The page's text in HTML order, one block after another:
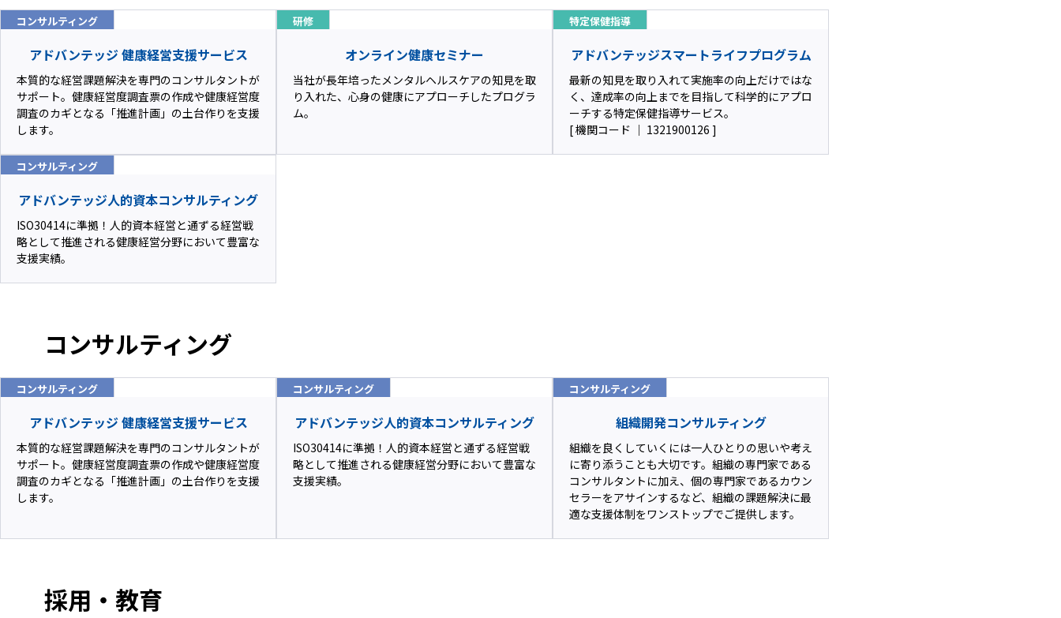
コンサルティング
アドバンテッジ 健康経営支援サービス
本質的な経営課題解決を専門のコンサルタントが
サポート。健康経営度調査票の作成や健康経営度
調査のカギとなる「推進計画」の土台作りを支援
します。
研修
オンライン健康セミナー
当社が長年培ったメンタルヘルスケアの知見を取
り入れた、心身の健康にアプローチしたプログラ
ム。
特定保健指導
アドバンテッジスマートライフプログラム
最新の知見を取り入れて実施率の向上だけではな
く、達成率の向上までを目指して科学的にアプロ
ーチする特定保健指導サービス。
[ 機関コード ｜ 1321900126 ]
コンサルティング
アドバンテッジ人的資本コンサルティング
ISO30414に準拠！人的資本経営と通ずる経営戦
略として推進される健康経営分野において豊富な
支援実績。
コンサルティング
コンサルティング
アドバンテッジ 健康経営支援サービス
本質的な経営課題解決を専門のコンサルタントが
サポート。健康経営度調査票の作成や健康経営度
調査のカギとなる「推進計画」の土台作りを支援
します。
コンサルティング
アドバンテッジ人的資本コンサルティング
ISO30414に準拠！人的資本経営と通ずる経営戦
略として推進される健康経営分野において豊富な
支援実績。
コンサルティング
組織開発コンサルティング
組織を良くしていくには一人ひとりの思いや考え
に寄り添うことも大切です。組織の専門家である
コンサルタントに加え、個の専門家であるカウン
セラーをアサインするなど、組織の課題解決に最
適な支援体制をワンストップでご提供します。
採用・教育